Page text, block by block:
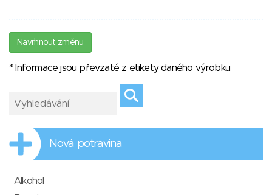
Navrhnout změnu
* Informace jsou převzaté z etikety daného výrobku
Nová potravina
Alkohol